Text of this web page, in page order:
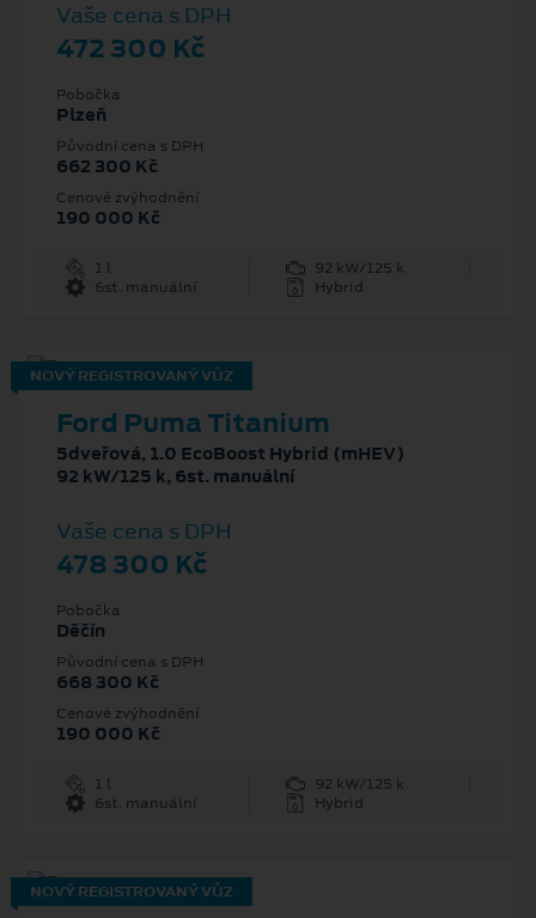
Vaše cena s DPH
472 300 Kč
Pobočka
Plzeň
Původní cena s DPH
662 300 Kč
Cenové zvýhodnění
190 000 Kč
1 l
92 kW/125 k
6st. manuální
Hybrid
NOVÝ REGISTROVANÝ VŮZ
Ford Puma Titanium
5dveřová, 1.0 EcoBoost Hybrid (mHEV)
92 kW/125 k, 6st. manuální
Vaše cena s DPH
478 300 Kč
Pobočka
Děčín
Původní cena s DPH
668 300 Kč
Cenové zvýhodnění
190 000 Kč
1 l
92 kW/125 k
6st. manuální
Hybrid
NOVÝ REGISTROVANÝ VŮZ